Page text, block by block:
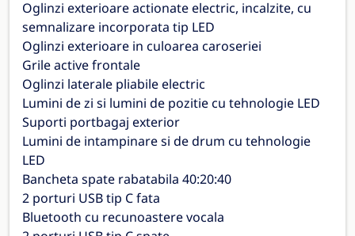
Oglinzi exterioare actionate electric, incalzite, cu
semnalizare incorporata tip LED
Oglinzi exterioare in culoarea caroseriei
Grile active frontale
Oglinzi laterale pliabile electric
Lumini de zi si lumini de pozitie cu tehnologie LED
Suporti portbagaj exterior
Lumini de intampinare si de drum cu tehnologie
LED
Bancheta spate rabatabila 40:20:40
2 porturi USB tip C fata
Bluetooth cu recunoastere vocala